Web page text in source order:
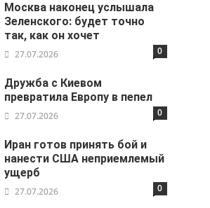
Москва наконец услышала
Зеленского: будет точно
так, как он хочет
27.07.2026 0
Дружба с Киевом
превратила Европу в пепел
27.07.2026 0
Иран готов принять бой и
нанести США неприемлемый
ущерб
27.07.2026 0